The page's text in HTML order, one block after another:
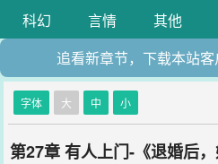
科幻
言情 其他
追看新章节，下载本站
字体 大 中 小
第27章 有人上门-《退婚后